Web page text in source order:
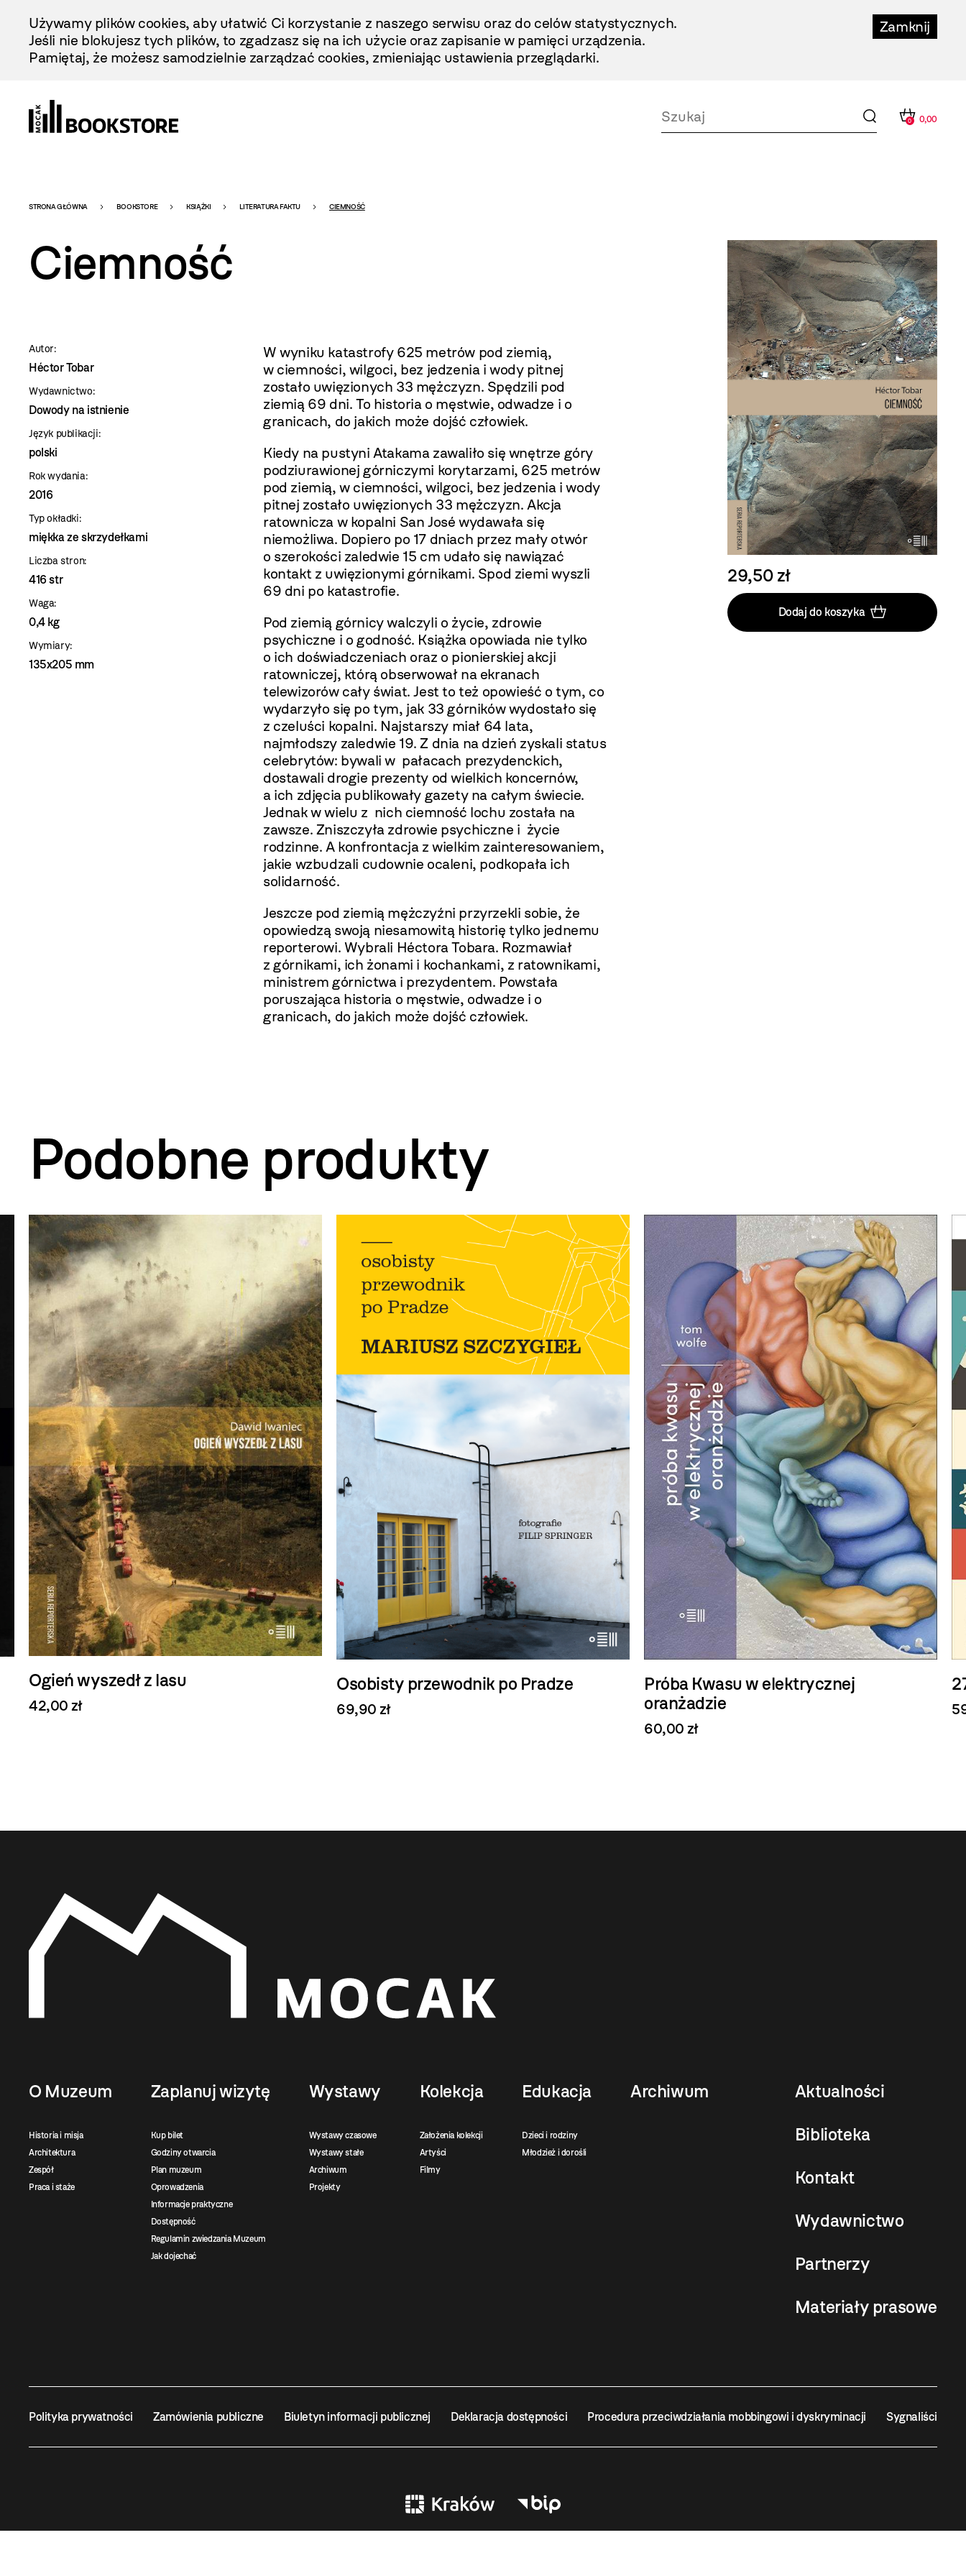
Treści
Zamknij
Używamy plików cookies, aby ułatwić Ci korzystanie z naszego serwisu oraz do celów statystycznych.
Jeśli nie blokujesz tych plików, to zgadzasz się na ich użycie oraz zapisanie w pamięci urządzenia.
Pamiętaj, że możesz samodzielnie zarządzać cookies, zmieniając ustawienia przeglądarki.
0 0,00
Bookstore
-
szablon
szczegóły
STRONA GŁÓWNA BOOKSTORE KSIĄŻKI LITERATURA FAKTU CIEMNOŚĆ
Ciemność
Autor:
Héctor Tobar
Wydawnictwo:
Dowody na istnienie
Język publikacji:
polski
Rok wydania:
2016
Typ okładki:
miękka ze skrzydełkami
Liczba stron:
416 str
Waga:
0,4 kg
Wymiary:
135x205 mm
W wyniku katastrofy 625 metrów pod ziemią,
w ciemności, wilgoci, bez jedzenia i wody pitnej
zostało uwięzionych 33 mężczyzn. Spędzili pod
ziemią 69 dni. To historia o męstwie, odwadze i o
granicach, do jakich może dojść człowiek.
Kiedy na pustyni Atakama zawaliło się wnętrze góry
podziurawionej górniczymi korytarzami, 625 metrów
pod ziemią, w ciemności, wilgoci, bez jedzenia i wody
pitnej zostało uwięzionych 33 mężczyzn. Akcja
ratownicza w kopalni San José wydawała się
niemożliwa. Dopiero po 17 dniach przez mały otwór
o szerokości zaledwie 15 cm udało się nawiązać
kontakt z uwięzionymi górnikami. Spod ziemi wyszli
69 dni po katastrofie.
Pod ziemią górnicy walczyli o życie, zdrowie
psychiczne i o godność. Książka opowiada nie tylko
o ich doświadczeniach oraz o pionierskiej akcji
ratowniczej, którą obserwował na ekranach
telewizorów cały świat. Jest to też opowieść o tym, co
wydarzyło się po tym, jak 33 górników wydostało się
z czeluści kopalni. Najstarszy miał 64 lata,
najmłodszy zaledwie 19. Z dnia na dzień zyskali status
celebrytów: bywali w pałacach prezydenckich,
dostawali drogie prezenty od wielkich koncernów,
a ich zdjęcia publikowały gazety na całym świecie.
Jednak w wielu z nich ciemność lochu została na
zawsze. Zniszczyła zdrowie psychiczne i życie
rodzinne. A konfrontacja z wielkim zainteresowaniem,
jakie wzbudzali cudownie ocaleni, podkopała ich
solidarność.
Jeszcze pod ziemią mężczyźni przyrzekli sobie, że
opowiedzą swoją niesamowitą historię tylko jednemu
reporterowi. Wybrali Héctora Tobara. Rozmawiał
z górnikami, ich żonami i kochankami, z ratownikami,
ministrem górnictwa i prezydentem. Powstała
poruszająca historia o męstwie, odwadze i o
granicach, do jakich może dojść człowiek.
29,50 zł
Dodaj do koszyka
Podobne produkty
Ogień wyszedł z lasu
42,00 zł
Osobisty przewodnik po Pradze
69,90 zł
Próba Kwasu w elektrycznej
oranżadzie
60,00 zł
O Muzeum
Historia i misja
Architektura
Zespół
Praca i staże
Zaplanuj wizytę
Kup bilet
Godziny otwarcia
Plan muzeum
Oprowadzenia
Informacje praktyczne
Dostępność
Regulamin zwiedzania Muzeum
Jak dojechać
Wystawy
Wystawy czasowe
Wystawy stałe
Archiwum
Projekty
Kolekcja
Założenia kolekcji
Artyści
Filmy
Edukacja
Dzieci i rodziny
Młodzież i dorośli
Archiwum Aktualności
Biblioteka
Kontakt
Wydawnictwo
Partnerzy
Materiały prasowe
Polityka prywatności Zamówienia publiczne Biuletyn informacji publicznej Deklaracja dostępności Procedura przeciwdziałania mobbingowi i dyskryminacji Sygnaliści